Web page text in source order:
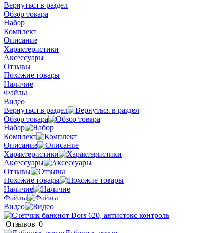
Вернуться в раздел
Обзор товара
Набор
Комплект
Описание
Характеристики
Аксессуары
Отзывы
Похожие товары
Наличие
Файлы
Видео
Вернуться в раздел
Обзор товара
Набор
Комплект
Описание
Характеристики
Аксессуары
Отзывы
Похожие товары
Наличие
Файлы
Видео
Отзывов: 0